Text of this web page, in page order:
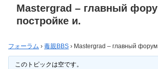
Mastergrad – главный
постройке и.
フォーラム › 毒親BBS › Mastergrad – главный
このトピックは空です。